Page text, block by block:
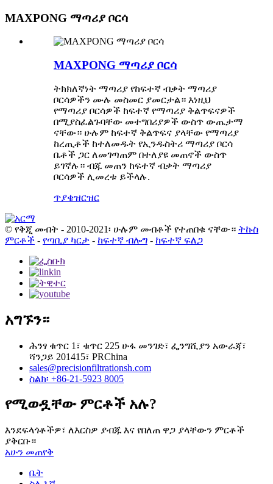
MAXPONG ማጣሪያ ቦርሳ
MAXPONG ማጣሪያ ቦርሳ
ትክክለኛነት ማጣሪያ የከፍተኛ ብቃት ማጣሪያ
ቦርሳዎችን ሙሉ መስመር ያመርታል። እነዚህ
የማጣሪያ ቦርሳዎች ከፍተኛ የማጣሪያ ቅልጥፍናዎች
በሚያስፈልጉባቸው መተግበሪያዎች ውስጥ ውጤታማ
ናቸው። ሁሉም ከፍተኛ ቅልጥፍና ያላቸው የማጣሪያ
ከረጢቶች ከተለመዱት የኢንዱስትሪ ማጣሪያ ቦርሳ
ቤቶች ጋር ለመገጣጠም በተለያዩ መጠኖች ውስጥ
ይገኛሉ። ብጁ መጠን ከፍተኛ ብቃት ማጣሪያ
ቦርሳዎች ሊመረቱ ይችላሉ.
ጥያቄዝርዝር
© የቅጂ መብት - 2010-2021፡ ሁሉም መብቶች የተጠበቁ ናቸው። ትኩስ
ምርቶች - የጣቢያ ካርታ - ከፍተኛ ብሎግ - ከፍተኛ ፍለጋ
አግኙን።
ሕንፃ ቁጥር 1፣ ቁጥር 225 ሁፋ መንገድ፣ ፌንግሺያን አውራጃ፣
ሻንጋይ 201415፣ PRChina
sales@precisionfiltrationsh.com
ስልክ፡ +86-21-5923 8005
የሚወዷቸው ምርቶች አሉ?
እንደፍላጎቶችዎ፣ ለእርስዎ ያብጁ እና የበለጠ ዋጋ ያላቸውን ምርቶች
ያቅርቡ።
አሁን መጠየቅ
ቤት